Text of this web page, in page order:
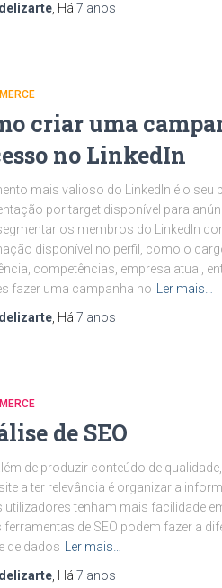
, Há 7 anos
criar uma
no LinkedIn
mais valioso do LinkedIn é o
por target disponível para
os membros do LinkedIn
disponível no perfil, como o
competências, empresa atual,
fazer uma campanha no
Ler mais…
, Há 7 anos
de SEO
de produzir conteúdo de
a ter relevância é organizar a
utilizadores tenham mais facilidade
ferramentas de SEO podem fazer a
de dados
Ler mais…
, Há 7 anos